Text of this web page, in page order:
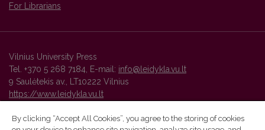
For Librarians
Vilnius University Press
Tel. +370 5 268 7184, E-mail: info@leidykla.vu.lt
9 Saulėtekis av., LT10222 Vilnius
https://www.leidykla.vu.lt
By clicking “Accept All Cookies”, you agree to the storing of cookies